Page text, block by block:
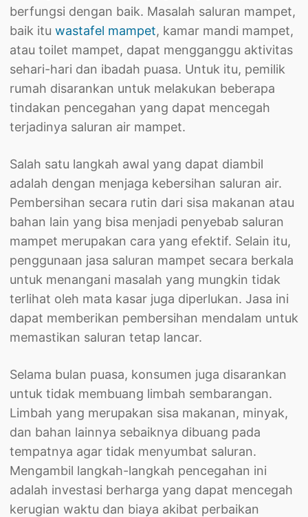
berfungsi dengan baik. Masalah saluran mampet,
baik itu wastafel mampet, kamar mandi mampet,
atau toilet mampet, dapat mengganggu aktivitas
sehari-hari dan ibadah puasa. Untuk itu, pemilik
rumah disarankan untuk melakukan beberapa
tindakan pencegahan yang dapat mencegah
terjadinya saluran air mampet.
Salah satu langkah awal yang dapat diambil
adalah dengan menjaga kebersihan saluran air.
Pembersihan secara rutin dari sisa makanan atau
bahan lain yang bisa menjadi penyebab saluran
mampet merupakan cara yang efektif. Selain itu,
penggunaan jasa saluran mampet secara berkala
untuk menangani masalah yang mungkin tidak
terlihat oleh mata kasar juga diperlukan. Jasa ini
dapat memberikan pembersihan mendalam untuk
memastikan saluran tetap lancar.
Selama bulan puasa, konsumen juga disarankan
untuk tidak membuang limbah sembarangan.
Limbah yang merupakan sisa makanan, minyak,
dan bahan lainnya sebaiknya dibuang pada
tempatnya agar tidak menyumbat saluran.
Mengambil langkah-langkah pencegahan ini
adalah investasi berharga yang dapat mencegah
kerugian waktu dan biaya akibat perbaikan